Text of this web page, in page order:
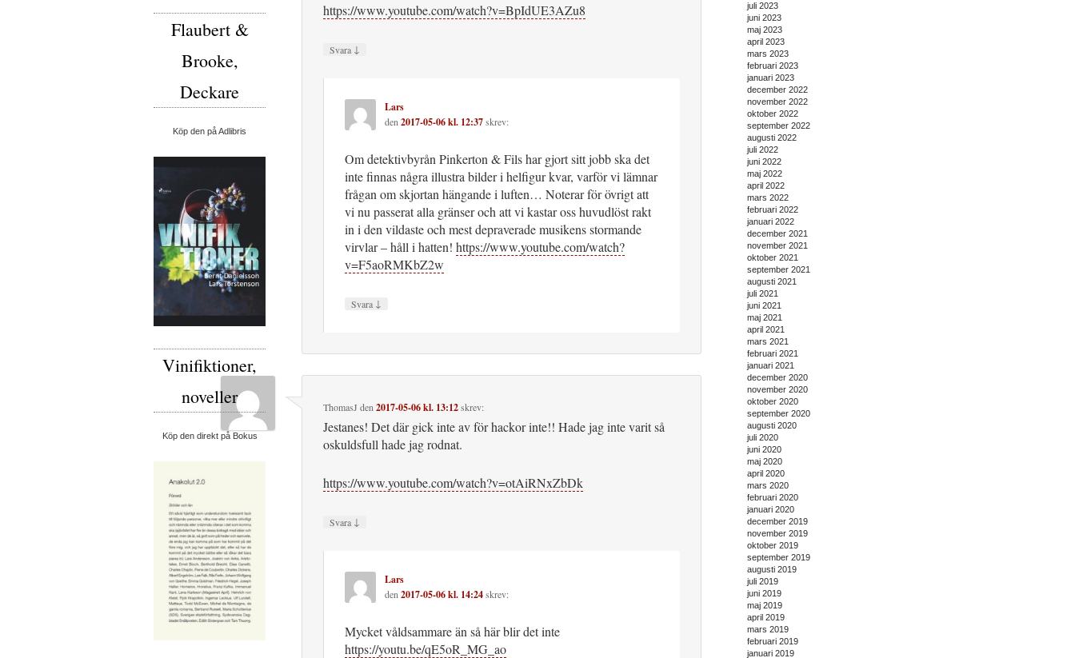
https://www.youtube.com/watch?v=BpIdUE3AZu8
Svara ↓
Lars
den 2017-05-06 kl. 12:37skrev:
Om detektivbyrån Pinkerton & Fils har gjort sitt jobb ska det
inte finnas några illustra bilder i helfigur kvar, varför vi lämnar
frågan om skjortan hängande i luften… Noterar för övrigt att
vi nu passerat alla gränser och att vi kastar oss huvudlöst rakt
in i den vildaste och mest depraverade musikens stormande
virvlar – håll i hatten! https://www.youtube.com/watch?
v=F5aoRMKbZ2w
Svara ↓
ThomasJ den 2017-05-06 kl. 13:12skrev:
Jestanes! Det där gick inte av för hackor inte!! Hade jag inte varit så
oskuldsfull hade jag rodnat.
https://www.youtube.com/watch?v=otAiRNxZbDk
Svara ↓
Lars
den 2017-05-06 kl. 14:24skrev:
Mycket våldsammare än så här blir det inte
https://youtu.be/qE5oR_MG_ao
juli 2023
juni 2023
maj 2023
april 2023
mars 2023
februari 2023
januari 2023
december 2022
november 2022
oktober 2022
september 2022
augusti 2022
juli 2022
juni 2022
maj 2022
april 2022
mars 2022
februari 2022
januari 2022
december 2021
november 2021
oktober 2021
september 2021
augusti 2021
juli 2021
juni 2021
maj 2021
april 2021
mars 2021
februari 2021
januari 2021
december 2020
november 2020
oktober 2020
september 2020
augusti 2020
juli 2020
juni 2020
maj 2020
april 2020
mars 2020
februari 2020
januari 2020
december 2019
november 2019
oktober 2019
september 2019
augusti 2019
juli 2019
juni 2019
maj 2019
april 2019
mars 2019
februari 2019
januari 2019
Flaubert &
Brooke,
Deckare
Köp den på Adlibris
Vinifiktioner,
noveller
Köp den direkt på Bokus